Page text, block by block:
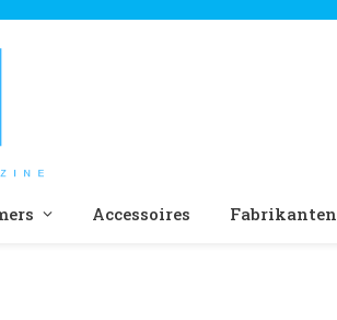
Accessoires Fabrikanten